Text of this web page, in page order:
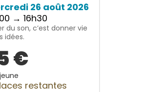
26 août 2026
→ 16h30
du son, c’est donner vie
idées.
€
restantes